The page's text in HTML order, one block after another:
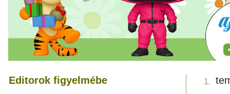
Editorok figyelmébe 1.